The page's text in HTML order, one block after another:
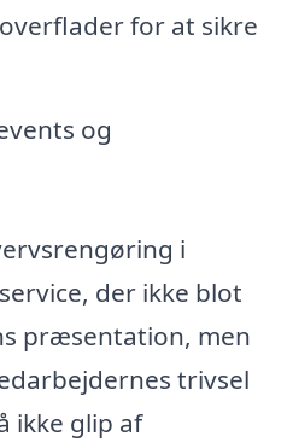
for at sikre
og
i
der ikke blot
præsentation, men
trivsel
ikke glip af